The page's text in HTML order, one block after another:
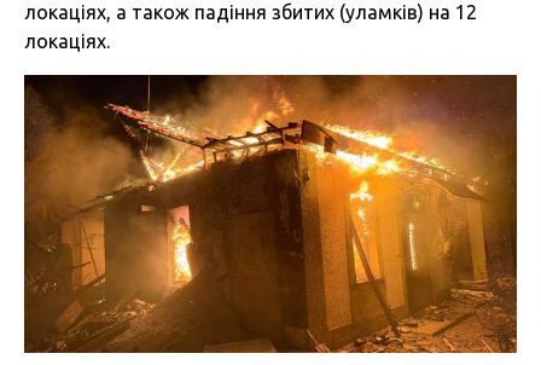
локаціях, а також падіння збитих (уламків) на 12
локаціях.